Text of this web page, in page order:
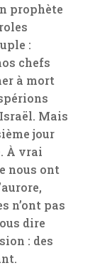
prophète
:
chefs
à mort
Mais
jour
À vrai
nous ont
n’ont pas
dire
: des